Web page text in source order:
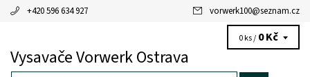
+420 596 634 927 vorwerk100@seznam.cz
Vysavače Vorwerk Ostrava
0 ks / 0 Kč